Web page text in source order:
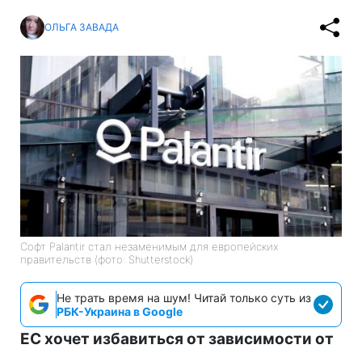
ОЛЬГА ЗАВАДА
Софт Palantir стал незаменимым для европейских
правительств (фото: Shutterstock)
Не трать время на шум! Читай только суть из
РБК-Украина в Google
ЕС хочет избавиться от зависимости от